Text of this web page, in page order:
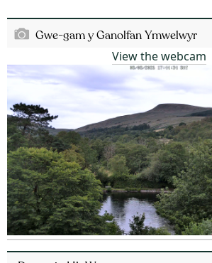
Gwe-gam y Ganolfan Ymwelwyr
View the webcam